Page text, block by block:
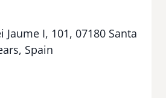
Jaume I, 101, 07180 Santa
Spain